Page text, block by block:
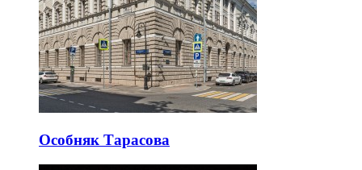
Особняк Тарасова